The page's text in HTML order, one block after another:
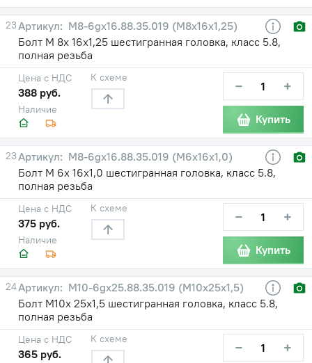
23
М8-6gх16.88.35.019 (М8х16х1,25)
Болт М 8х 16х1,25 шестигранная головка, класс 5.8,
полная резьба
Наличие
Цена с НДС
388 руб.
К схеме − +
Купить
23
М8-6gх16.88.35.019 (М6х16х1,0)
Болт М 6х 16х1,0 шестигранная головка, класс 5.8,
полная резьба
Наличие
Цена с НДС
375 руб.
К схеме − +
Купить
24
М10-6gх25.88.35.019 (М10х25х1,5)
Болт М10х 25х1,5 шестигранная головка, класс 5.8,
полная резьба
Цена с НДС
365 руб.
К схеме − +